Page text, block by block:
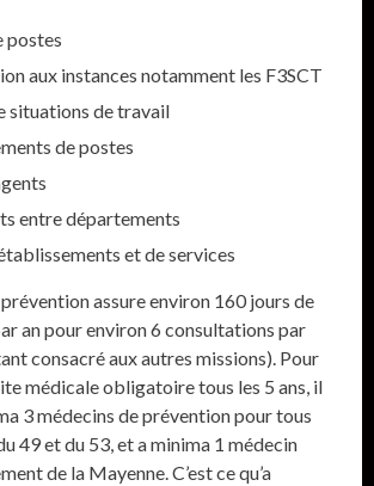
postes
aux instances notamment les F3SCT
situations de travail
de postes
entre départements
et de services
assure environ 160 jours de
an pour environ 6 consultations par
consacré aux autres missions). Pour
médicale obligatoire tous les 5 ans, il
3 médecins de prévention pour tous
49 et du 53, et a minima 1 médecin
de la Mayenne. C’est ce qu’a